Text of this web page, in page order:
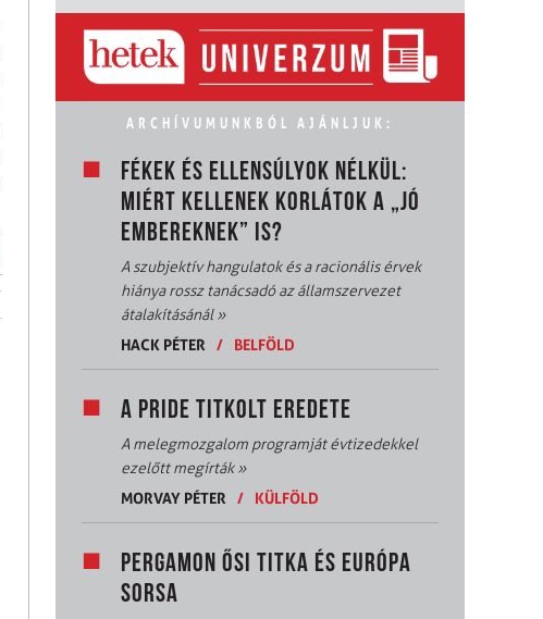
ARCHÍVUMUNKBÓL AJÁNLJUK:
FÉKEK ÉS ELLENSÚLYOK NÉLKÜL:
MIÉRT KELLENEK KORLÁTOK A „JÓ
EMBEREKNEK” IS?
A szubjektív hangulatok és a racionális érvek
hiánya rossz tanácsadó az államszervezet
átalakításánál»
HACK PÉTER
/ BELFÖLD
A PRIDE TITKOLT EREDETE
A melegmozgalom programját évtizedekkel
ezelőtt megírták»
MORVAY PÉTER
/ KÜLFÖLD
PERGAMON ŐSI TITKA ÉS EURÓPA
SORSA